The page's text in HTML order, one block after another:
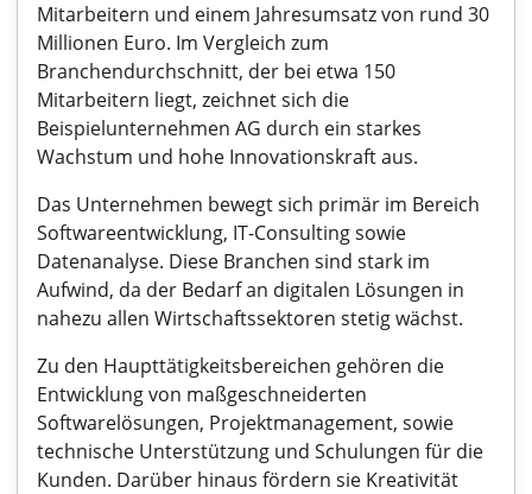
Mitarbeitern und einem Jahresumsatz von rund 30
Millionen Euro. Im Vergleich zum
Branchendurchschnitt, der bei etwa 150
Mitarbeitern liegt, zeichnet sich die
Beispielunternehmen AG durch ein starkes
Wachstum und hohe Innovationskraft aus.
Das Unternehmen bewegt sich primär im Bereich
Softwareentwicklung, IT-Consulting sowie
Datenanalyse. Diese Branchen sind stark im
Aufwind, da der Bedarf an digitalen Lösungen in
nahezu allen Wirtschaftssektoren stetig wächst.
Zu den Haupttätigkeitsbereichen gehören die
Entwicklung von maßgeschneiderten
Softwarelösungen, Projektmanagement, sowie
technische Unterstützung und Schulungen für die
Kunden. Darüber hinaus fördern sie Kreativität